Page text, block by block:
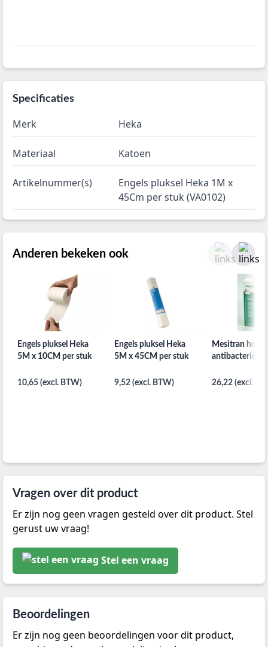
Specificaties
Merk Heka
Materiaal Katoen
Artikelnummer(s)
Engels pluksel Heka 1M x
45Cm per stuk (VA0102)
Anderen bekeken ook
Engels pluksel Heka
5M x 10CM per stuk
10,65 (excl. BTW)
Engels pluksel Heka
5M x 45CM per stuk
9,52 (excl. BTW)
Mesitran
antibacterieel
26,22 (excl.
Vragen over dit product
Er zijn nog geen vragen gesteld over dit product. Stel
gerust uw vraag!
Stel een vraag
Beoordelingen
Er zijn nog geen beoordelingen voor dit product,